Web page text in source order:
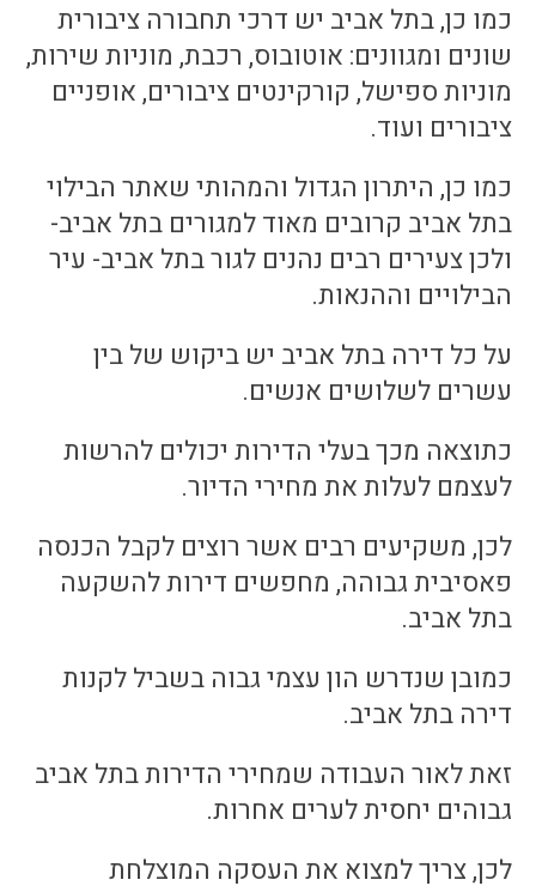
כמו כן, בתל אביב יש דרכי תחבורה ציבורית
שונים ומגוונים: אוטובוס, רכבת, מוניות שירות,
מוניות ספישל, קורקינטים ציבורים, אופניים
ציבורים ועוד.
כמו כן, היתרון הגדול והמהותי שאתר הבילוי
בתל אביב קרובים מאוד למגורים בתל אביב-
ולכן צעירים רבים נהנים לגור בתל אביב- עיר
הבילויים וההנאות.
על כל דירה בתל אביב יש ביקוש של בין
עשרים לשלושים אנשים.
כתוצאה מכך בעלי הדירות יכולים להרשות
לעצמם לעלות את מחירי הדיור.
לכן, משקיעים רבים אשר רוצים לקבל הכנסה
פאסיבית גבוהה, מחפשים דירות להשקעה
בתל אביב.
כמובן שנדרש הון עצמי גבוה בשביל לקנות
דירה בתל אביב.
זאת לאור העבודה שמחירי הדירות בתל אביב
גבוהים יחסית לערים אחרות.
לכן, צריך למצוא את העסקה המוצלחת